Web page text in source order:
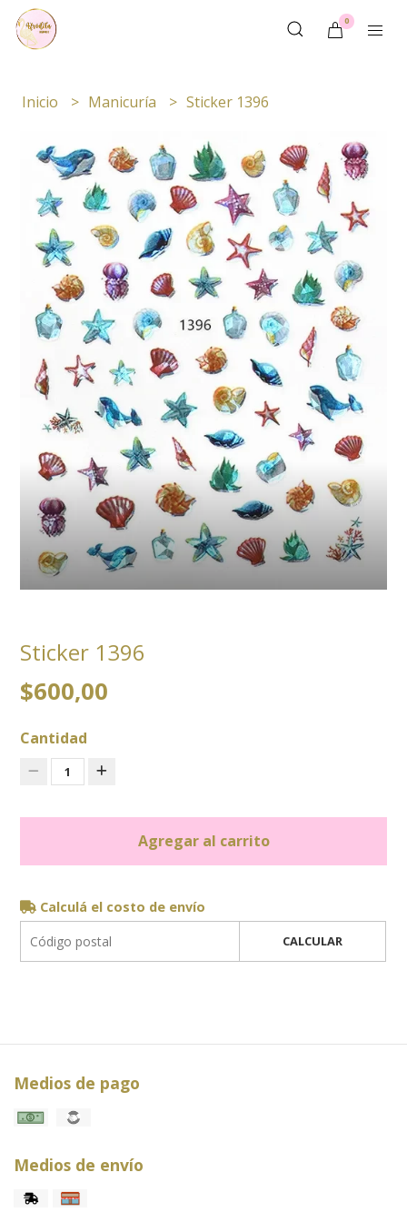
0
Inicio Manicuría Sticker 1396
Sticker 1396
$600,00
Cantidad
1
Agregar al carrito
Calculá el costo de envío
CALCULAR
Medios de pago
Medios de envío